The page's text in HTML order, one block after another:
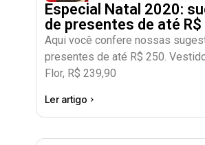
Especial Natal 2020:
de presentes de até R$
Aqui você confere nossas
presentes de até R$ 250.
Flor, R$ 239,90
Ler artigo